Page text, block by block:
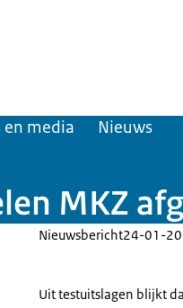
en media Nieuws
MKZ
Nieuwsbericht24-01-
Uit testuitslagen blijkt